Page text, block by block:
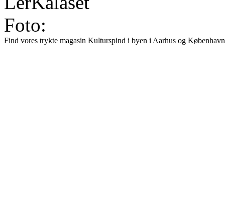
Foto:
Find vores trykte magasin Kulturspind i byen i Aarhus og København